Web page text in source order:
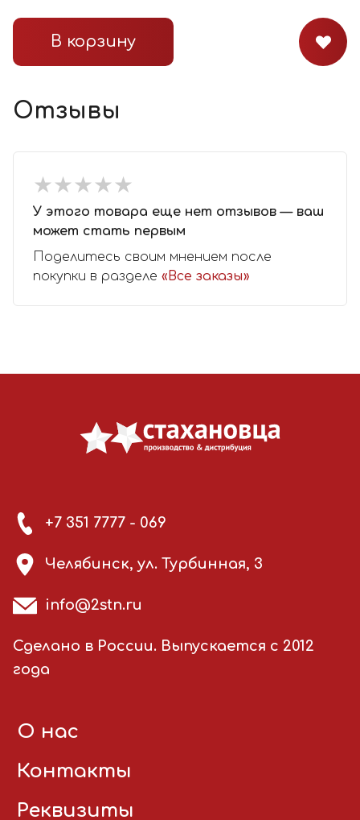
В корзину
Отзывы
★★★★★
★★★★★
У этого товара еще нет отзывов — ваш
может стать первым
Поделитесь своим мнением после
покупки в разделе «Все заказы»
+7 351 7777 - 069
Челябинск, ул. Турбинная, 3
info@2stn.ru
Сделано в России. Выпускается с 2012
года
О нас
Контакты
Реквизиты